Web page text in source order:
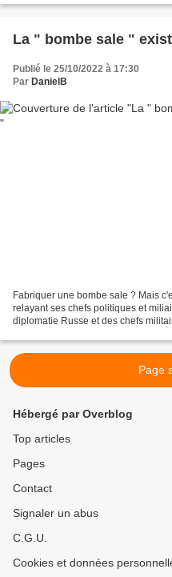
La " bombe sale "
Publié le 25/10/2022 à 17:30
Par DanielB
Fabriquer une bombe sale ? Mais
relayant ses chefs politiques et
diplomatie Russe et des chefs
Page
Hébergé par Overblog
Top articles
Pages
Contact
Signaler un abus
C.G.U.
Cookies et données